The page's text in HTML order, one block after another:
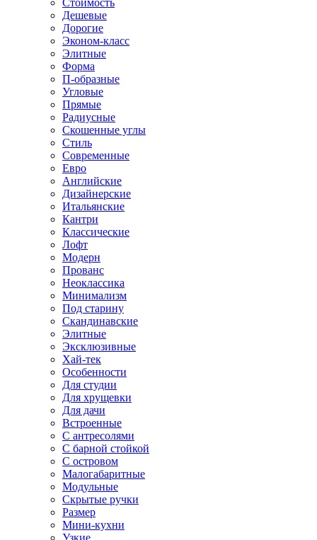
Стоимость
Дешевые
Дорогие
Эконом-класс
Элитные
Форма
П-образные
Угловые
Прямые
Радиусные
Скошенные углы
Стиль
Современные
Евро
Английские
Дизайнерские
Итальянские
Кантри
Классические
Лофт
Модерн
Прованс
Неоклассика
Минимализм
Под старину
Скандинавские
Элитные
Эксклюзивные
Хай-тек
Особенности
Для студии
Для хрущевки
Для дачи
Встроенные
С антресолями
С барной стойкой
С островом
Малогабаритные
Модульные
Скрытые ручки
Размер
Мини-кухни
Узкие